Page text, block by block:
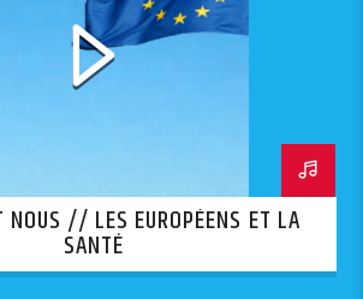
NOUS // LES EUROPÉENS ET LA
SANTÉ